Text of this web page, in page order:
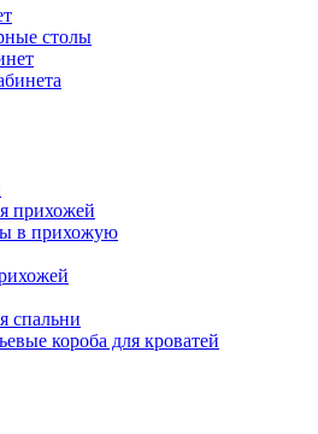
столы
прихожей
в прихожую
спальни
короба для кроватей